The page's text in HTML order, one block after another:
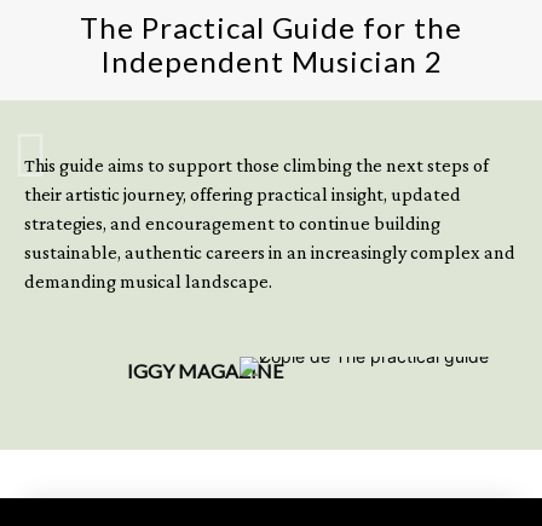
The Practical Guide for the
Independent Musician 2
This guide aims to support those climbing the next steps of
their artistic journey, offering practical insight, updated
strategies, and encouragement to continue building
sustainable, authentic careers in an increasingly complex and
demanding musical landscape.
IGGY MAGAZINE